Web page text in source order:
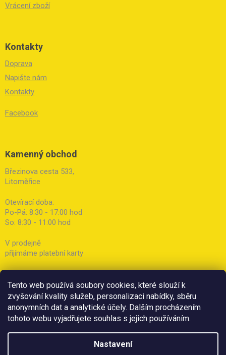
Tento web používá soubory cookies, které slouží k
zvyšování kvality služeb, personalizaci nabídky, sběru
anonymních dat a analytické účely. Dalším procházením
tohoto webu vyjadřujete souhlas s jejich používáním.
Nastavení
Vrácení zboží
Kontakty
Doprava
Napište nám
Kontakty
Facebook
Kamenný obchod
Březinova cesta 533,
Litoměřice
Otevírací doba:
Po-Pá: 8:30 - 17:00 hod
So: 8:30 - 11:00 hod
V prodejně
přijímáme platební karty